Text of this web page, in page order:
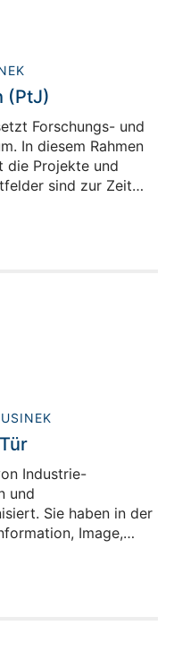
(PtJ)
Forschungs- und
In diesem Rahmen
die Projekte und
sind zur Zeit
Bonn und
Euro.
Industrie-
und
Sie haben in der
Image,
Interesse an Kultur